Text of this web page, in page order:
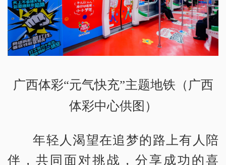
广西体彩“元气快充”主题地铁（广西
体彩中心供图）
年轻人渴望在追梦的路上有人陪
伴，共同面对挑战，分享成功的喜